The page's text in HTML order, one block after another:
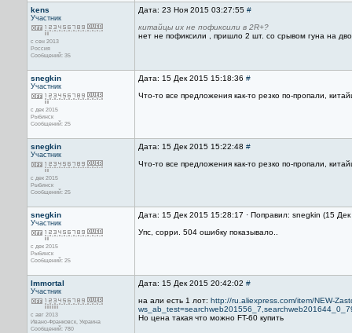
kens
Участник
с сен 2013
Россия
Сообщений: 35
Дата: 23 Ноя 2015 03:27:55 #
китайцы их не пофиксили в 2R+?
нет не пофиксили , пришло 2 шт. со срывом гуна на
snegkin
Участник
с дек 2015
Рыбинск
Сообщений: 25
Дата: 15 Дек 2015 15:18:36 #
Что-то все предложения как-то резко по-пропали,
snegkin
Участник
с дек 2015
Рыбинск
Сообщений: 25
Дата: 15 Дек 2015 15:22:48 #
Что-то все предложения как-то резко по-пропали,
snegkin
Участник
с дек 2015
Рыбинск
Сообщений: 25
Дата: 15 Дек 2015 15:28:17 · Поправил: snegkin (15
Упс, сорри. 504 ошибку показывало..
Immortal
Участник
с авг 2013
Ивано-Франковск, Украина
Сообщений: 780
Дата: 15 Дек 2015 20:42:02 #
на али есть 1 лот: http://ru.aliexpress.com/item/NEW-
Но цена такая что можно FT-60 купить